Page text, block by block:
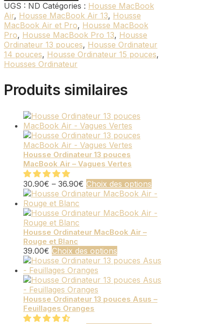
UGS : ND Catégories : Housse MacBook
Air, Housse MacBook Air 13, Housse
MacBook Air et Pro, Housse MacBook
Pro, Housse MacBook Pro 13, Housse
Ordinateur 13 pouces, Housse Ordinateur
14 pouces, Housse Ordinateur 15 pouces,
Housses Ordinateur
Produits similaires
Housse Ordinateur 13 pouces
MacBook Air – Vagues Vertes
30.90€ – 36.90€ Choix des options
produit
plusieurs
être
sur
page
Housse Ordinateur MacBook Air –
Rouge et Blanc
39.00€ Choix des options
produit
plusieurs
Les
Housse Ordinateur 13 pouces Asus –
Feuillages Oranges